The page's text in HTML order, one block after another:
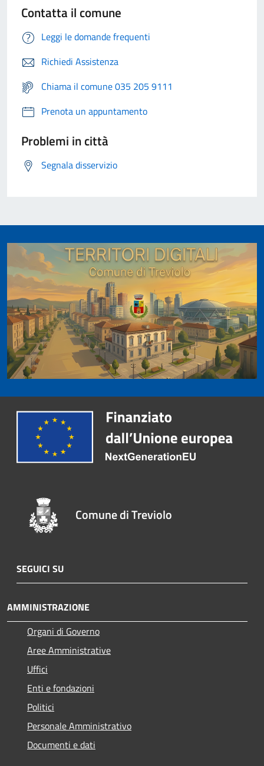
Contatta il comune
Leggi le domande frequenti
Richiedi Assistenza
Chiama il comune 035 205 9111
Prenota un appuntamento
Problemi in città
Segnala disservizio
Comune di Treviolo
SEGUICI SU
AMMINISTRAZIONE
Organi di Governo
Aree Amministrative
Uffici
Enti e fondazioni
Politici
Personale Amministrativo
Documenti e dati